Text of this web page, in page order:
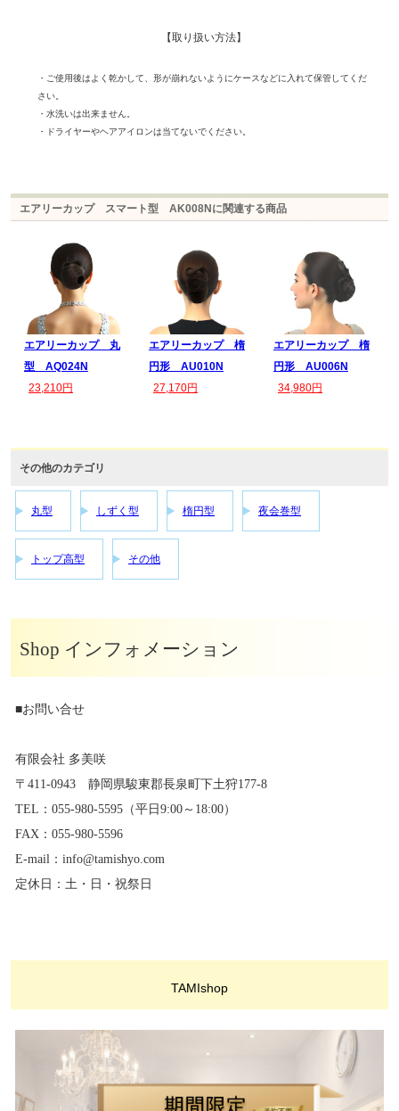
【取り扱い方法】
・ご使用後はよく乾かして、形が崩れないようにケースなどに入れて保管してくだ
さい。
・水洗いは出来ません。
・ドライヤーやヘアアイロンは当てないでください。
エアリーカップ スマート型 AK008Nに関連する商品
エアリーカップ 丸
型 AQ024N
23,210円
エアリーカップ 楕
円形 AU010N
27,170円
エアリーカップ 楕
円形 AU006N
34,980円
その他のカテゴリ
丸型 しずく型 楕円型 夜会巻型
トップ高型 その他
Shop インフォメーション
■お問い合せ
有限会社 多美咲
〒411-0943 静岡県駿東郡長泉町下土狩177-8
TEL：055-980-5595（平日9:00～18:00）
FAX：055-980-5596
E-mail：info@tamishyo.com
定休日：土・日・祝祭日
TAMIshop